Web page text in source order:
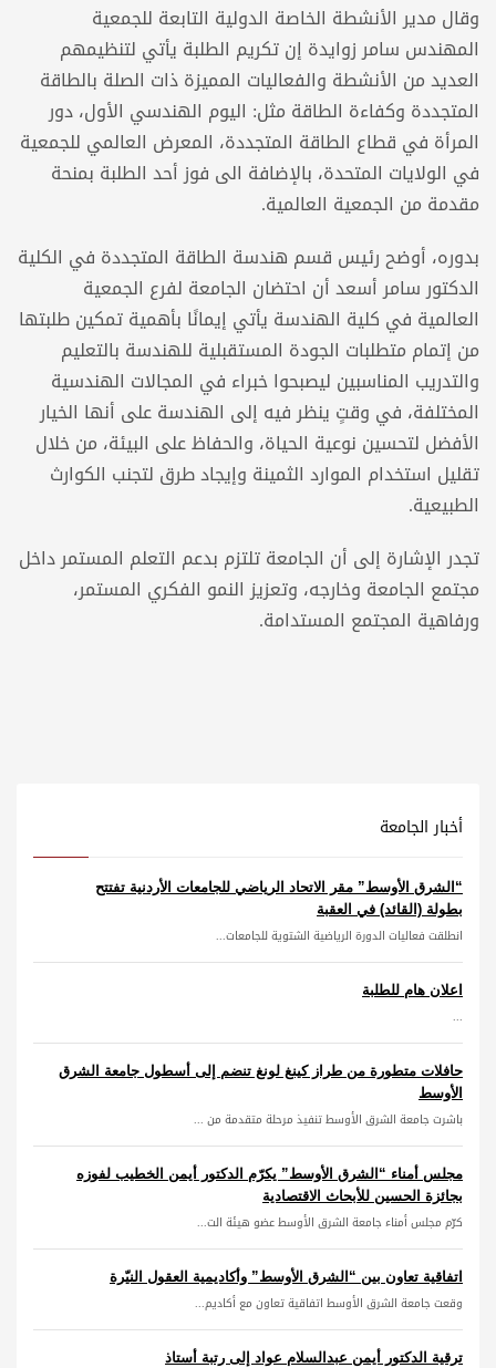
وقال مدير الأنشطة الخاصة الدولية التابعة للجمعية
المهندس سامر زوايدة إن تكريم الطلبة يأتي لتنظيمهم
العديد من الأنشطة والفعاليات المميزة ذات الصلة بالطاقة
المتجددة وكفاءة الطاقة مثل: اليوم الهندسي الأول، دور
المرأة في قطاع الطاقة المتجددة، المعرض العالمي للجمعية
في الولايات المتحدة، بالإضافة الى فوز أحد الطلبة بمنحة
مقدمة من الجمعية العالمية.
بدوره، أوضح رئيس قسم هندسة الطاقة المتجددة في الكلية
الدكتور سامر أسعد أن احتضان الجامعة لفرع الجمعية
العالمية في كلية الهندسة يأتي إيمانًا بأهمية تمكين طلبتها
من إتمام متطلبات الجودة المستقبلية للهندسة بالتعليم
والتدريب المناسبين ليصبحوا خبراء في المجالات الهندسية
المختلفة، في وقتٍ ينظر فيه إلى الهندسة على أنها الخيار
الأفضل لتحسين نوعية الحياة، والحفاظ على البيئة، من خلال
تقليل استخدام الموارد الثمينة وإيجاد طرق لتجنب الكوارث
الطبيعية.
تجدر الإشارة إلى أن الجامعة تلتزم بدعم التعلم المستمر داخل
مجتمع الجامعة وخارجه، وتعزيز النمو الفكري المستمر،
ورفاهية المجتمع المستدامة.
أخبار الجامعة
“الشرق الأوسط” مقر الاتحاد الرياضي للجامعات الأردنية تفتتح
بطولة (القائد) في العقبة
انطلقت فعاليات الدورة الرياضية الشتوية للجامعات...
اعلان هام للطلبة
...
حافلات متطورة من طراز كينغ لونغ تنضم إلى أسطول جامعة الشرق
الأوسط
باشرت جامعة الشرق الأوسط تنفيذ مرحلة متقدمة من ...
مجلس أمناء “الشرق الأوسط” يكرّم الدكتور أيمن الخطيب لفوزه
بجائزة الحسين للأبحاث الاقتصادية
كرّم مجلس أمناء جامعة الشرق الأوسط عضو هيئة الت...
اتفاقية تعاون بين “الشرق الأوسط” وأكاديمية العقول النيّرة
وقعت جامعة الشرق الأوسط اتفاقية تعاون مع أكاديم...
ترقية الدكتور أيمن عبدالسلام عواد إلى رتبة أستاذ